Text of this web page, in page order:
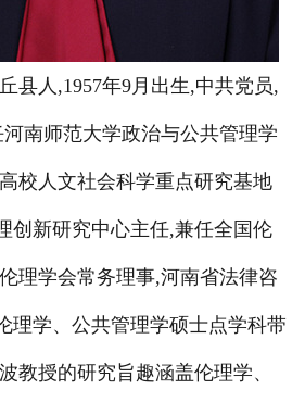
人,1957年9月出生,中共党员,
南师范大学政治与公共管理学
校人文社会科学重点研究基地
创新研究中心主任,兼任全国伦
理学会常务理事,河南省法律咨
理学、公共管理学硕士点学科带
教授的研究旨趣涵盖伦理学、